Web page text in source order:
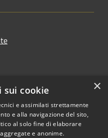
×
sui cookie
e assimilati strettamente
e alla navigazione del sito,
al solo fine di elaborare
e anonime.